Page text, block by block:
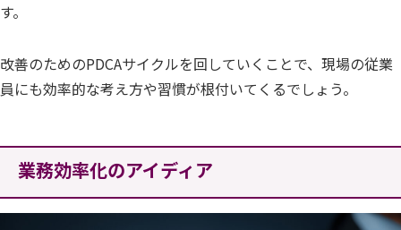
す。
改善のためのPDCAサイクルを回していくことで、現場の従業
員にも効率的な考え方や習慣が根付いてくるでしょう。
業務効率化のアイディア